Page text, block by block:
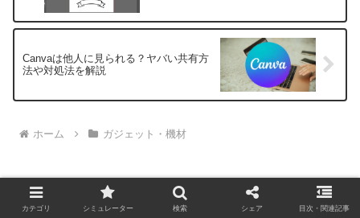
Canvaは他人に見られる？ヤバい共有方
法や対処法を解説
ホーム ガジェット・機材
カテゴリ シミュレーター 検索 シェア 目次・関連記事